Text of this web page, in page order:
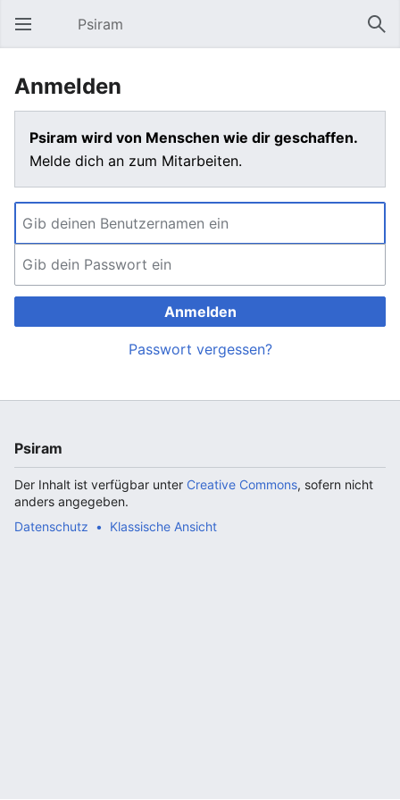
Hauptmenü öffnen Psiram
Anmelden
Psiram wird von Menschen wie dir geschaffen.
Melde dich an zum Mitarbeiten.
Anmelden
Passwort vergessen?
Psiram
Der Inhalt ist verfügbar unter Creative Commons, sofern nicht
anders angegeben.
Datenschutz
Klassische Ansicht